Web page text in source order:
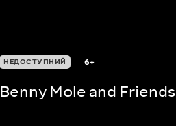
НЕДОСТУПНИЙ 6+
Benny Mole and Friends